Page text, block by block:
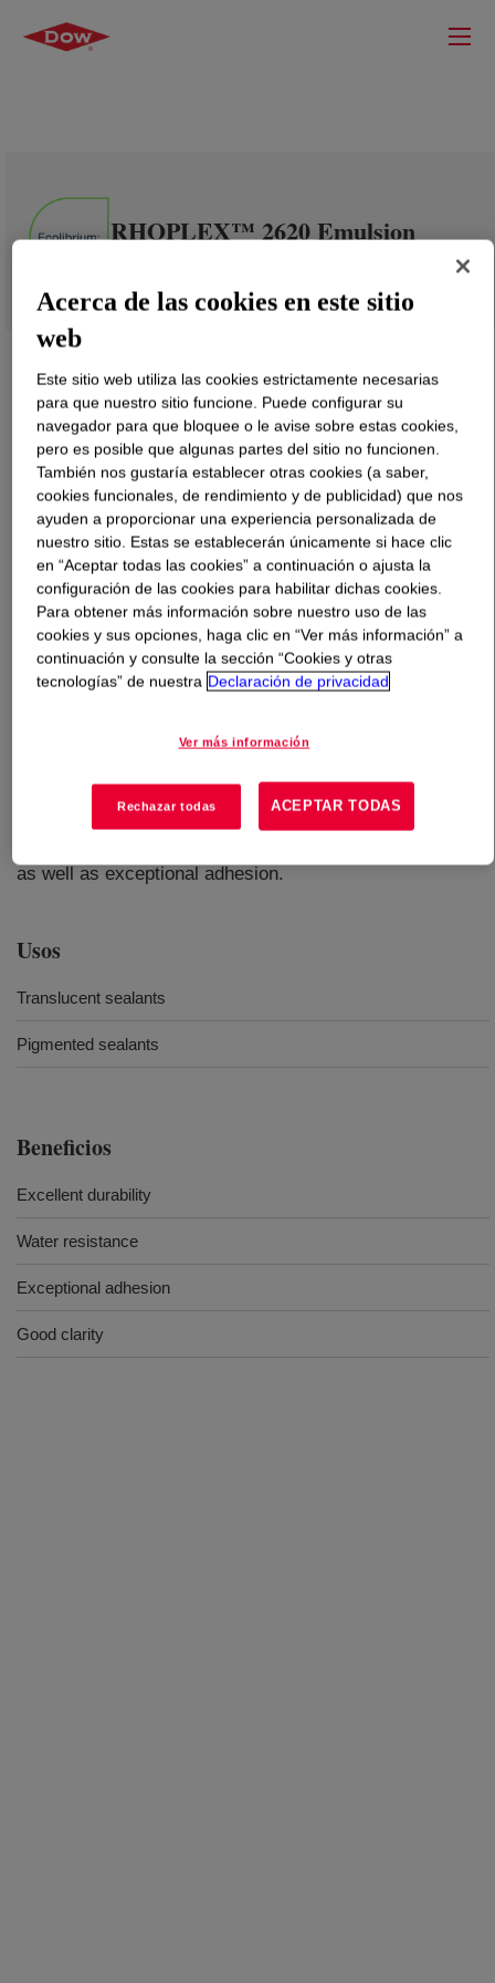
RHOPLEX™ 2620 Emulsion
Qué esRHOPLEX™ 2620 Emulsion Polymer?
translucent and lightly filled sealants. This high solids,
meet the performance requirements of ASTM C920 Class
as well as exceptional adhesion.
Usos
Translucent sealants
Pigmented sealants
Beneficios
Excellent durability
Water resistance
Exceptional adhesion
Good clarity
Acerca de las cookies en este sitio
web
Este sitio web utiliza las cookies estrictamente necesarias
para que nuestro sitio funcione. Puede configurar su
navegador para que bloquee o le avise sobre estas cookies,
pero es posible que algunas partes del sitio no funcionen.
También nos gustaría establecer otras cookies (a saber,
cookies funcionales, de rendimiento y de publicidad) que nos
ayuden a proporcionar una experiencia personalizada de
nuestro sitio. Estas se establecerán únicamente si hace clic
en “Aceptar todas las cookies” a continuación o ajusta la
configuración de las cookies para habilitar dichas cookies.
Para obtener más información sobre nuestro uso de las
cookies y sus opciones, haga clic en “Ver más información” a
continuación y consulte la sección “Cookies y otras
tecnologías” de nuestra Declaración de privacidad
Ver más información
Rechazar todas ACEPTAR TODAS